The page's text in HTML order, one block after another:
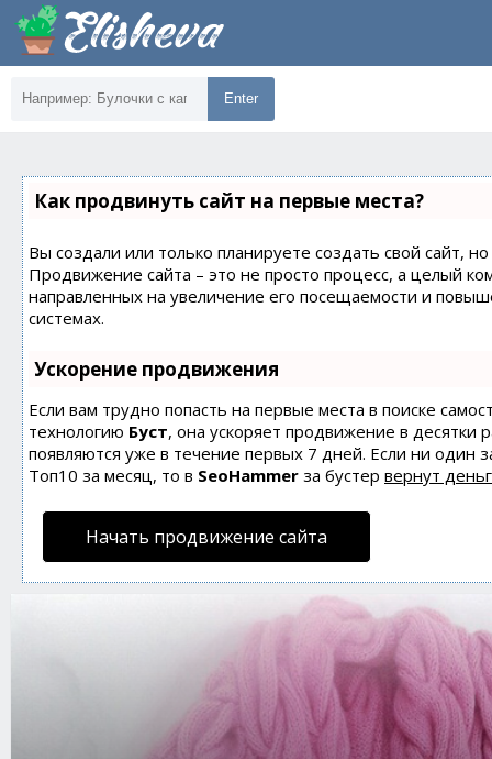
Enter
Как продвинуть сайт на первые места?
Вы создали или только планируете создать свой сайт,
Продвижение сайта – это не просто процесс, а целый
направленных на увеличение его посещаемости и
системах.
Ускорение продвижения
Если вам трудно попасть на первые места в поиске
технологию Буст, она ускоряет продвижение в десятки
появляются уже в течение первых 7 дней. Если ни один
Топ10 за месяц, то в SeoHammer за бустер вернут
Начать продвижение сайта